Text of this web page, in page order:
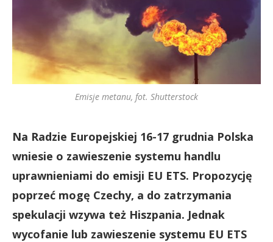
Emisje metanu, fot. Shutterstock
Na Radzie Europejskiej 16-17 grudnia Polska
wniesie o zawieszenie systemu handlu
uprawnieniami do emisji EU ETS. Propozycję
poprzeć mogę Czechy, a do zatrzymania
spekulacji wzywa też Hiszpania. Jednak
wycofanie lub zawieszenie systemu EU ETS